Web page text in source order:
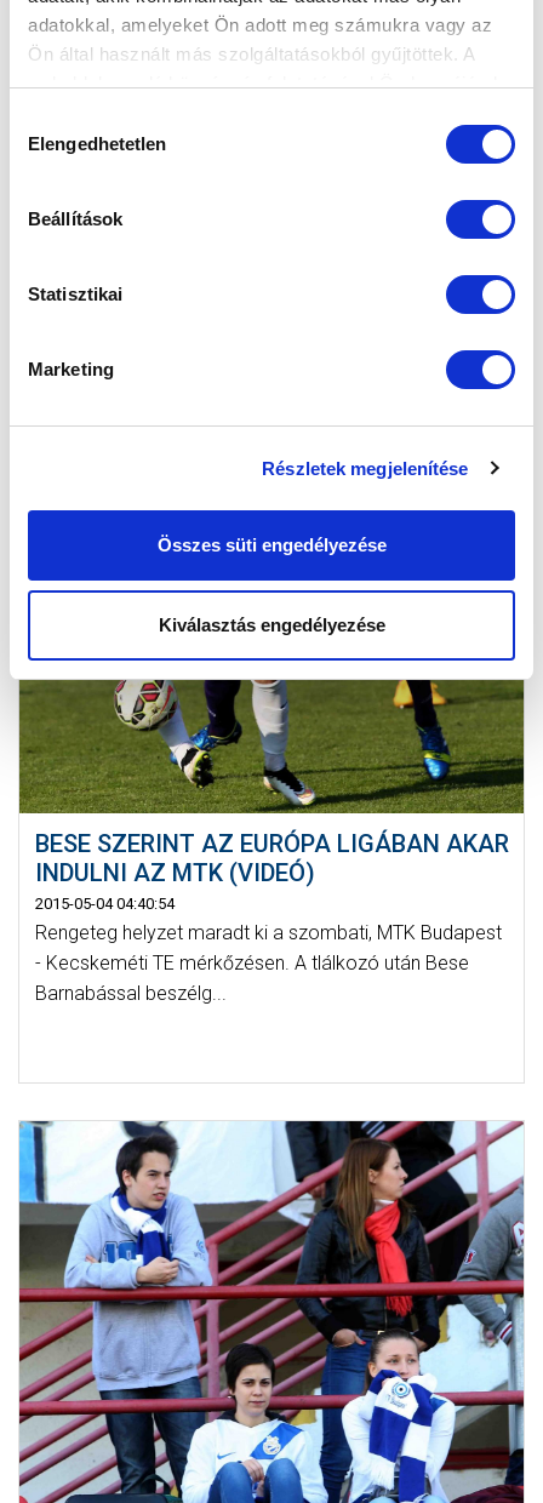
adatokkal, amelyeket Ön adott meg számukra vagy az
Ön által használt más szolgáltatásokból gyűjtöttek. A
weboldalon való böngészés folytatásával Ön hozzájárul a
kiválasztása
Elengedhetetlen
Beállítások
Statisztikai
Marketing
Részletek megjelenítése
Összes süti engedélyezése
Kiválasztás engedélyezése
KÉPGALÉRIA: HÓESÉSBEN IS KÉSZÜLÜNK
A KTE ELLEN
BESE SZERINT AZ EURÓPA LIGÁBAN AKAR
INDULNI AZ MTK (VIDEÓ)
2015-05-04 04:40:54
Rengeteg helyzet maradt ki a szombati, MTK Budapest
- Kecskeméti TE mérkőzésen. A tlálkozó után Bese
Barnabással beszélg...